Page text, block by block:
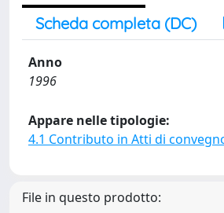
Scheda completa (DC)
Anno
1996
Appare nelle tipologie:
4.1 Contributo in Atti di
File in questo prodotto: